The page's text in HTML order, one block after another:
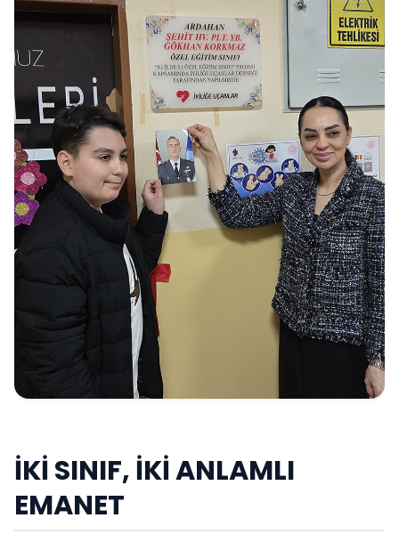
İKİ SINIF, İKİ ANLAMLI
EMANET